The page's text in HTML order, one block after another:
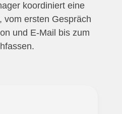
koordiniert eine
vom ersten Gespräch
und E-Mail bis zum